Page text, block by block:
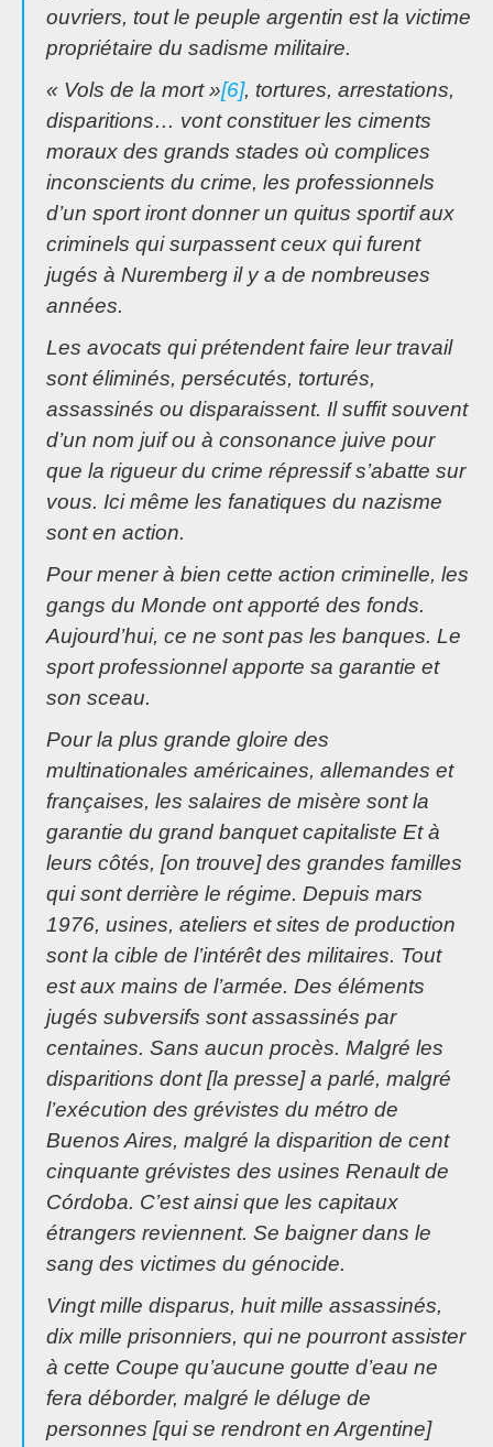
ouvriers, tout le peuple argentin est la victime
propriétaire du sadisme militaire.
« Vols de la mort »[6], tortures, arrestations,
disparitions… vont constituer les ciments
moraux des grands stades où complices
inconscients du crime, les professionnels
d’un sport iront donner un quitus sportif aux
criminels qui surpassent ceux qui furent
jugés à Nuremberg il y a de nombreuses
années.
Les avocats qui prétendent faire leur travail
sont éliminés, persécutés, torturés,
assassinés ou disparaissent. Il suffit souvent
d’un nom juif ou à consonance juive pour
que la rigueur du crime répressif s’abatte sur
vous. Ici même les fanatiques du nazisme
sont en action.
Pour mener à bien cette action criminelle, les
gangs du Monde ont apporté des fonds.
Aujourd’hui, ce ne sont pas les banques. Le
sport professionnel apporte sa garantie et
son sceau.
Pour la plus grande gloire des
multinationales américaines, allemandes et
françaises, les salaires de misère sont la
garantie du grand banquet capitaliste Et à
leurs côtés, [on trouve] des grandes familles
qui sont derrière le régime. Depuis mars
1976, usines, ateliers et sites de production
sont la cible de l’intérêt des militaires. Tout
est aux mains de l’armée. Des éléments
jugés subversifs sont assassinés par
centaines. Sans aucun procès. Malgré les
disparitions dont [la presse] a parlé, malgré
l’exécution des grévistes du métro de
Buenos Aires, malgré la disparition de cent
cinquante grévistes des usines Renault de
Córdoba. C’est ainsi que les capitaux
étrangers reviennent. Se baigner dans le
sang des victimes du génocide.
Vingt mille disparus, huit mille assassinés,
dix mille prisonniers, qui ne pourront assister
à cette Coupe qu’aucune goutte d’eau ne
fera déborder, malgré le déluge de
personnes [qui se rendront en Argentine]